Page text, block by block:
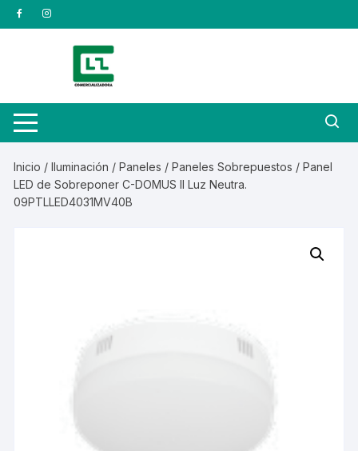
Saltar
al
Inicio /Iluminación /Paneles /Paneles Sobrepuestos / Panel
LED de Sobreponer C-DOMUS II Luz Neutra.
09PTLLED4031MV40B